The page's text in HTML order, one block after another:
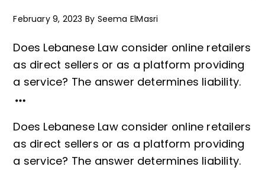
February 9, 2023 By Seema ElMasri
Does Lebanese Law consider online retailers
as direct sellers or as a platform providing
a service? The answer determines liability.
Does Lebanese Law consider online retailers
as direct sellers or as a platform providing
a service? The answer determines liability.